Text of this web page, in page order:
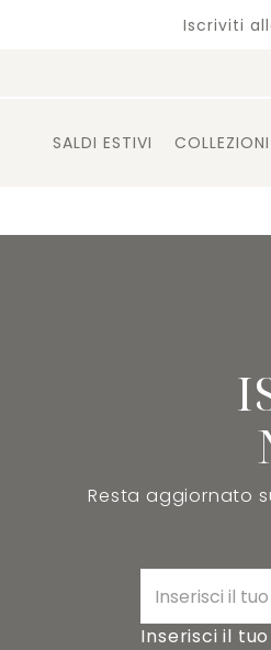
Iscriviti
SALDI ESTIVI COLLEZIONI
Resta aggiornato
Inserisci il